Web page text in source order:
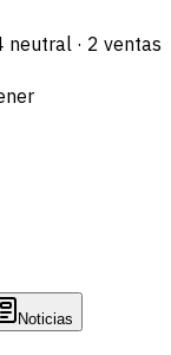
neutral · 2 ventas
Noticias